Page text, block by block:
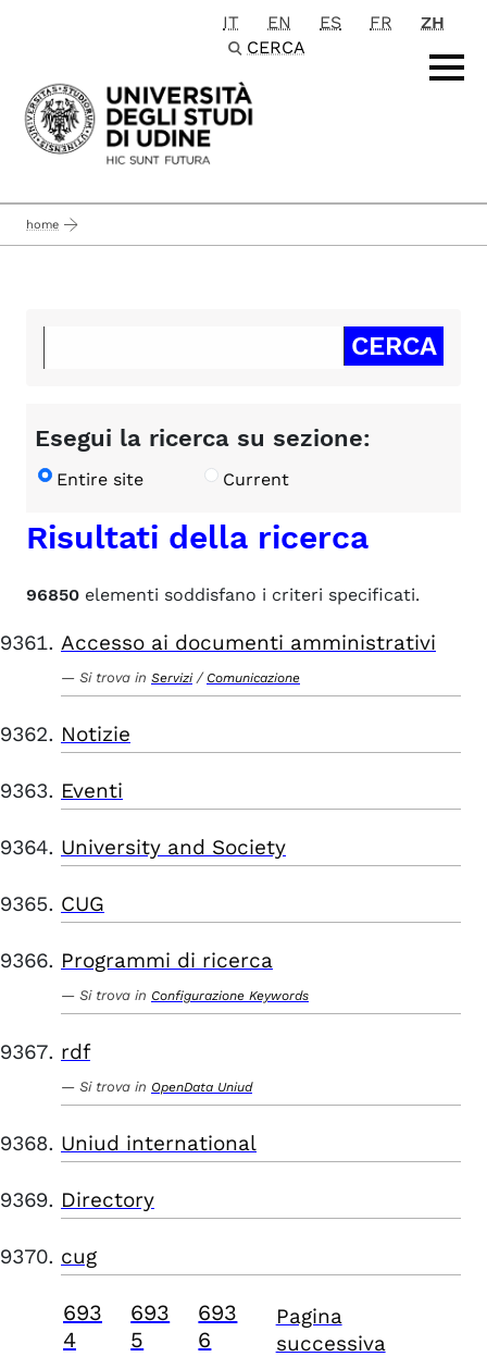
Passa al contenuto principale
IT EN ES FR
ZH
CERCA
home
Esegui la ricerca su sezione:
Entire site Current
Risultati della ricerca
96850 elementi soddisfano i criteri specificati.
Accesso ai documenti amministrativi
Si trova in Servizi / Comunicazione
Notizie
Eventi
University and Society
CUG
Programmi di ricerca
Si trova in Configurazione Keywords
rdf
Si trova in OpenData Uniud
Uniud international
Directory
cug
693
4
693
5
693
6
Pagina
successiva